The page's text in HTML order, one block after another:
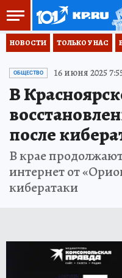
НОВОСТИ ТОЛЬКО У НАС
ОБЩЕСТВО 16 июня 2025
В
после
В крае
интернет от
кибератаки